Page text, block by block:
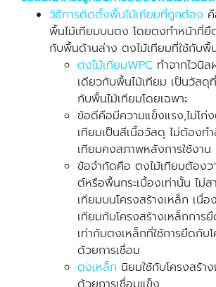
วิธีการติดตั้งพื้นไม้เทียมที่ถูกต้อง
พื้นไม้เทียมบนตง โดยตงทำหน้าที่ยึ
กับพื้นด้านล่าง ตงไม้เทียมที่ใช้กับพื้
ตงไม้เทียมWPC ทำจากไวนิ
เดียวกับพื้นไม้เทียม เป็นวัสดุ
กับพื้นไม้เทียมโดยเฉพาะ
ข้อดีคือมีความแข็งแรง,ไม่โก่
เทียมเป็นสีเนื้อวัสดุ ไม่ต้องท
เทียมคงสภาพหลังการใช้งาน
ข้อจำกัดคือ ตงไม้เทียมต้อง
ต์หรือพื้นกระเบื้องเท่านั้น ไม่ส
เทียมบนโครงสร้างเหล็ก เนื่
เทียมกับโครงสร้างเหล็กการ
เท่ากับตงเหล็กที่ใช้การยึดกับ
ด้วยการเชื่อม
ตงเหล็ก นิยมใช้กับโครงสร้า